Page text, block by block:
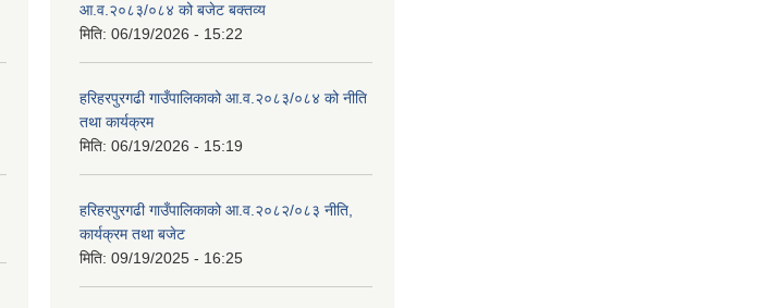
आ.व.२०८३/०८४ को बजेट बक्तव्य
मिति: 06/19/2026 - 15:22
हरिहरपुरगढी गाउँपालिकाको आ.व.२०८३/०८४ को नीति
तथा कार्यक्रम
मिति: 06/19/2026 - 15:19
हरिहरपुरगढी गाउँपालिकाको आ.व.२०८२/०८३ नीति,
कार्यक्रम तथा बजेट
मिति: 09/19/2025 - 16:25